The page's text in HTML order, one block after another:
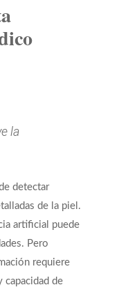
la
detectar
de la piel.
artificial puede
Pero
requiere
de